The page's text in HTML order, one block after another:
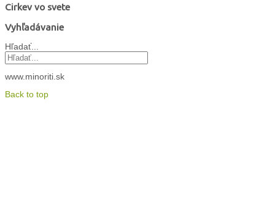
Cirkev vo svete
Vyhľadávanie
Hľadať...
www.minoriti.sk
Back to top